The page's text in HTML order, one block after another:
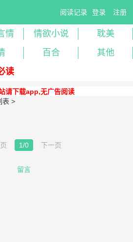
阅读记录 登录 注册
情 情欲小说
耽美
百合
其他
读
请下载app,无广告阅读
表 >
1/0 下一页
留言